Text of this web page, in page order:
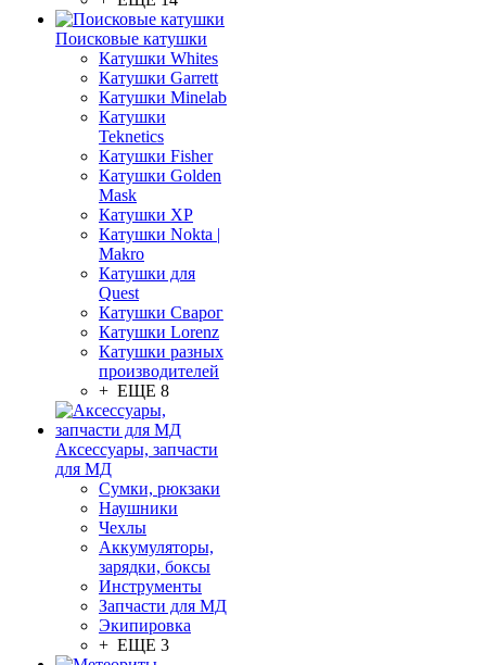
Поисковые катушки
Катушки Whites
Катушки Garrett
Катушки Minelab
Катушки
Teknetics
Катушки Fisher
Катушки Golden
Mask
Катушки XP
Катушки Nokta |
Makro
Катушки для
Quest
Катушки Сварог
Катушки Lorenz
Катушки разных
производителей
+ ЕЩЕ 8
Аксессуары, запчасти
для МД
Сумки, рюкзаки
Наушники
Чехлы
Аккумуляторы,
зарядки, боксы
Инструменты
Запчасти для МД
Экипировка
+ ЕЩЕ 3